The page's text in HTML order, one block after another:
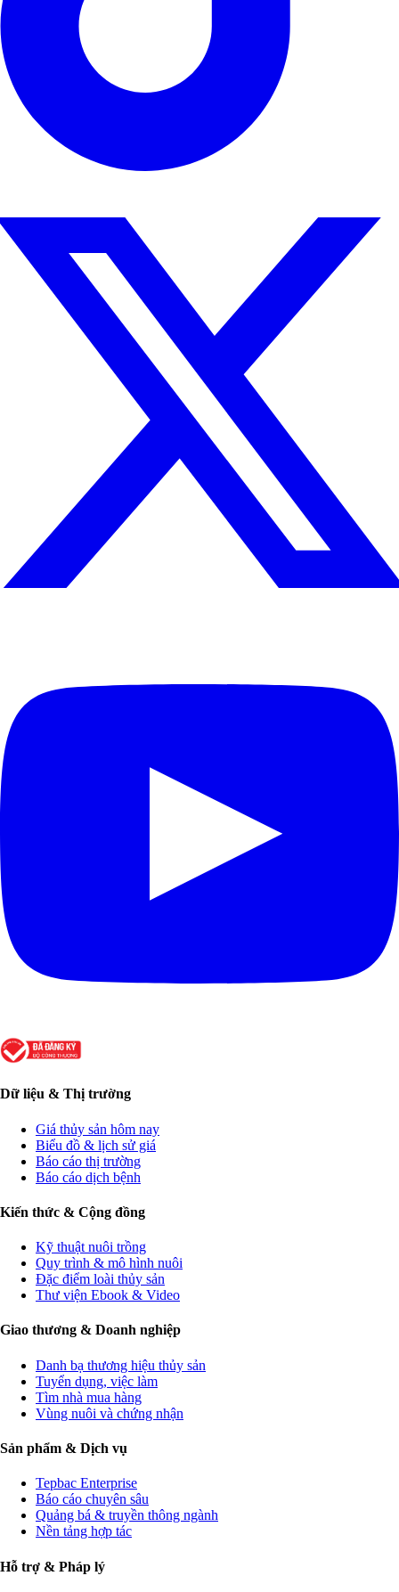
Dữ liệu & Thị trường
Giá thủy sản hôm nay
Biểu đồ & lịch sử giá
Báo cáo thị trường
Báo cáo dịch bệnh
Kiến thức & Cộng đồng
Kỹ thuật nuôi trồng
Quy trình & mô hình nuôi
Đặc điểm loài thủy sản
Thư viện Ebook & Video
Giao thương & Doanh nghiệp
Danh bạ thương hiệu thủy sản
Tuyển dụng, việc làm
Tìm nhà mua hàng
Vùng nuôi và chứng nhận
Sản phẩm & Dịch vụ
Tepbac Enterprise
Báo cáo chuyên sâu
Quảng bá & truyền thông ngành
Nền tảng hợp tác
Hỗ trợ & Pháp lý